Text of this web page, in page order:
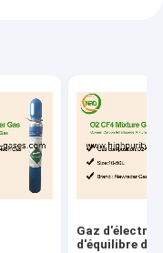
Gaz
d'équilibre du